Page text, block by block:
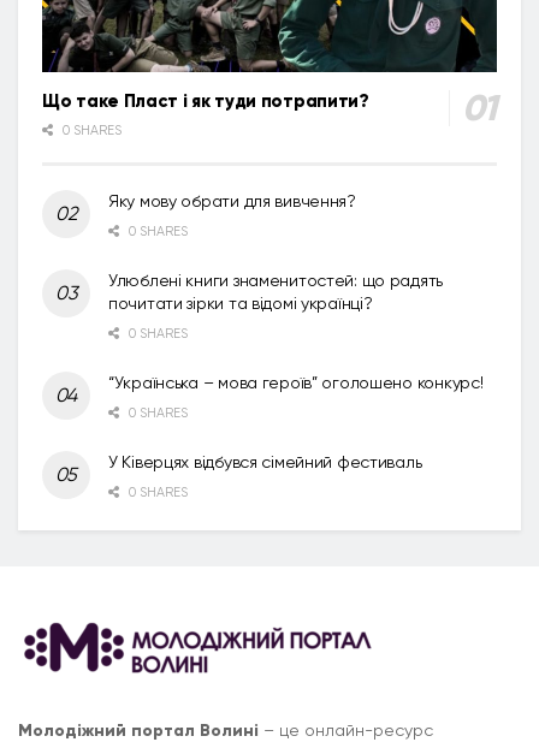
Що таке Пласт і як туди потрапити?
0 SHARES
Яку мову обрати для вивчення?
0 SHARES
Улюблені книги знаменитостей: що радять
почитати зірки та відомі українці?
0 SHARES
“Українська – мова героїв” оголошено конкурс!
0 SHARES
У Ківерцях відбувся сімейний фестиваль
0 SHARES
Молодіжний портал Волині – це онлайн-ресурс